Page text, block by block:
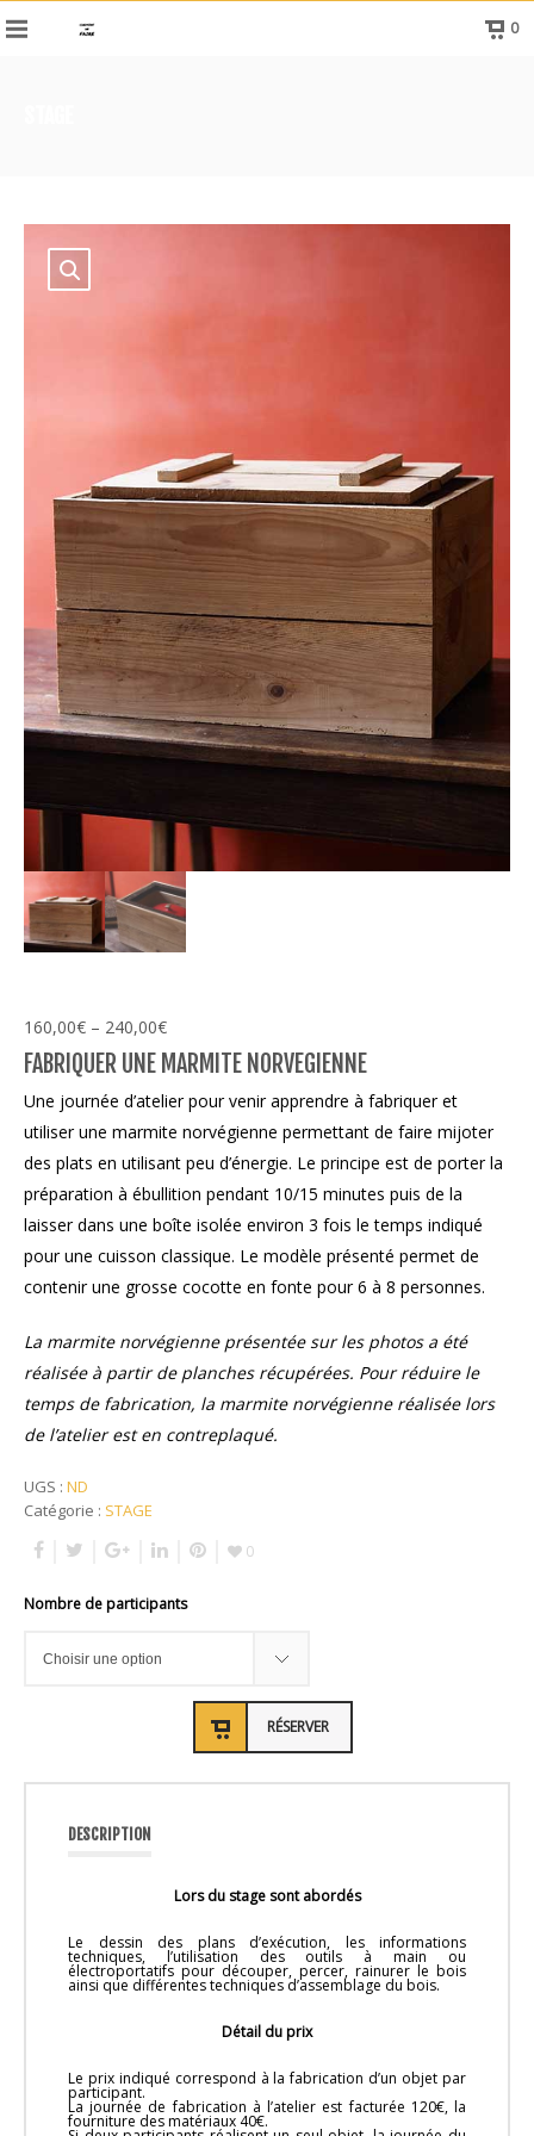
0
160,00€ – 240,00€
FABRIQUER UNE MARMITE NORVEGIENNE
Une journée d’atelier pour venir apprendre à fabriquer et
utiliser une marmite norvégienne permettant de faire mijoter
des plats en utilisant peu d’énergie. Le principe est de porter la
préparation à ébullition pendant 10/15 minutes puis de la
laisser dans une boîte isolée environ 3 fois le temps indiqué
pour une cuisson classique. Le modèle présenté permet de
contenir une grosse cocotte en fonte pour 6 à 8 personnes.
La marmite norvégienne présentée sur les photos a été
réalisée à partir de planches récupérées. Pour réduire le
temps de fabrication, la marmite norvégienne réalisée lors
de l’atelier est en contreplaqué.
UGS : ND
Catégorie : STAGE
0
Nombre de participants
RÉSERVER
DESCRIPTION
Lors du stage sont abordés
Le dessin des plans d’exécution, les informations
techniques, l’utilisation des outils à main ou
électroportatifs pour découper, percer, rainurer le bois
ainsi que différentes techniques d’assemblage du bois.
Détail du prix
Le prix indiqué correspond à la fabrication d’un objet par
participant.
La journée de fabrication à l’atelier est facturée 120€, la
fourniture des matériaux 40€.